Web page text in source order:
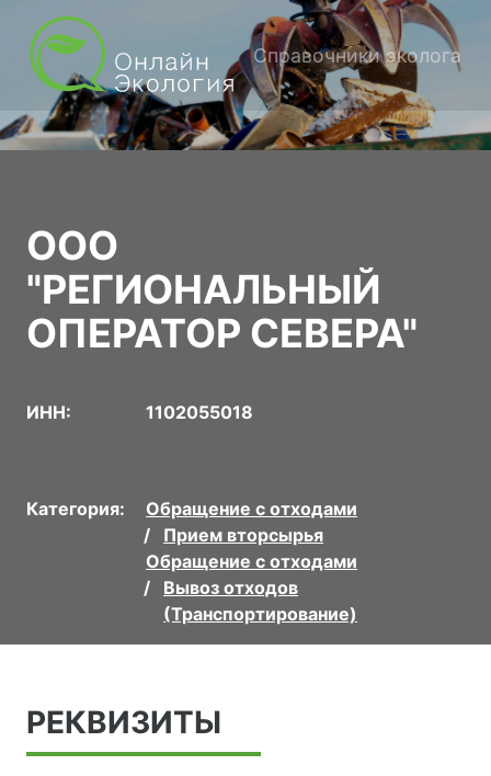
Справочники эколога
ООО
"РЕГИОНАЛЬНЫЙ
ОПЕРАТОР СЕВЕРА"
ИНН: 1102055018
Категория:
Обращение с отходами
Прием вторсырья
Обращение с отходами
Вывоз отходов
(Транспортирование)
РЕКВИЗИТЫ